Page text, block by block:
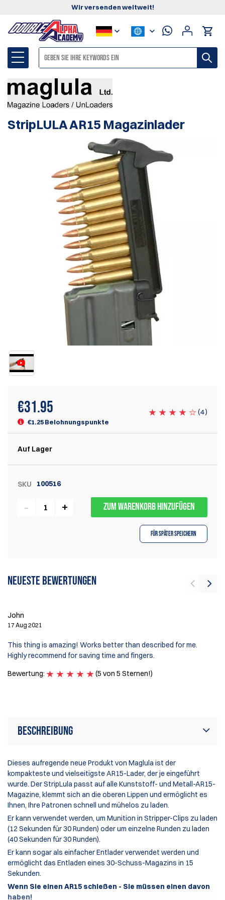
Wir versenden weltweit!
StripLULA AR15 Magazinlader
€31.95
€1.25 Belohnungspunkte
(4)
Auf Lager
SKU 100516
ZUM WARENKORB HINZUFÜGEN
Für später speichern
Neueste Bewertungen
John
17 Aug 2021
This thing is amazing! Works better than described for me.
Highly recommend for saving time and fingers.
Bewertung:
(5 von 5 Sternen!)
Beschreibung
Dieses aufregende neue Produkt von Maglula ist der
kompakteste und vielseitigste AR15-Lader, der je eingeführt
wurde. Der StripLula passt auf alle Kunststoff- und Metall-AR15-
Magazine, klemmt sich an die oberen Lippen und ermöglicht es
Ihnen, Ihre Patronen schnell und mühelos zu laden.
Er kann verwendet werden, um Munition in Stripper-Clips zu laden
(12 Sekunden für 30 Runden) oder um einzelne Runden zu laden
(40 Sekunden für 30 Runden).
Er kann sogar als einfacher Entlader verwendet werden und
ermöglicht das Entladen eines 30-Schuss-Magazins in 15
Sekunden.
Wenn Sie einen AR15 schießen - Sie müssen einen davon
haben!